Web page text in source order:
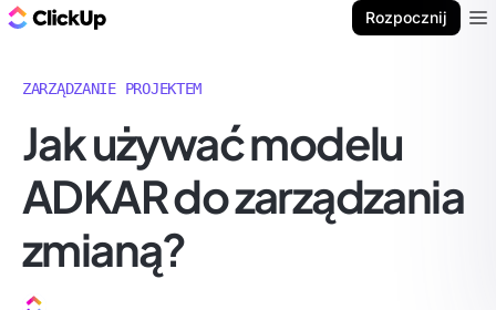
Rozpocznij
ZARZĄDZANIE PROJEKTEM
Jak używać modelu
ADKAR do zarządzania
zmianą?